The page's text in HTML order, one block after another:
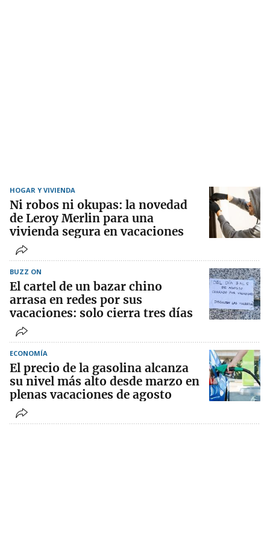
HOGAR Y VIVIENDA
Ni robos ni okupas: la novedad
de Leroy Merlin para una
vivienda segura en vacaciones
BUZZ ON
El cartel de un bazar chino
arrasa en redes por sus
vacaciones: solo cierra tres días
ECONOMÍA
El precio de la gasolina alcanza
su nivel más alto desde marzo en
plenas vacaciones de agosto